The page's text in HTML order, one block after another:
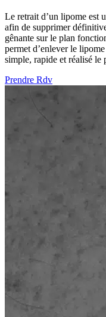
Le retrait d’un lipome est
afin de supprimer
gênante sur le plan
permet d’enlever le
simple, rapide et réalisé le
Prendre Rdv